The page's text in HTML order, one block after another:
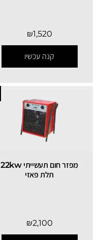
₪1,520
קנה עכשיו
מפזר חום תעשייתי 22kw
תלת פאזי
₪2,100